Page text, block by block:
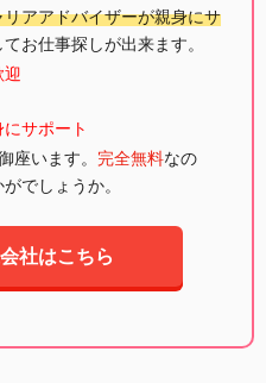
アアドバイザーが親身にサ
お仕事探しが出来ます。
迎
サポート
座います。 完全無料なの
でしょうか。
社はこちら